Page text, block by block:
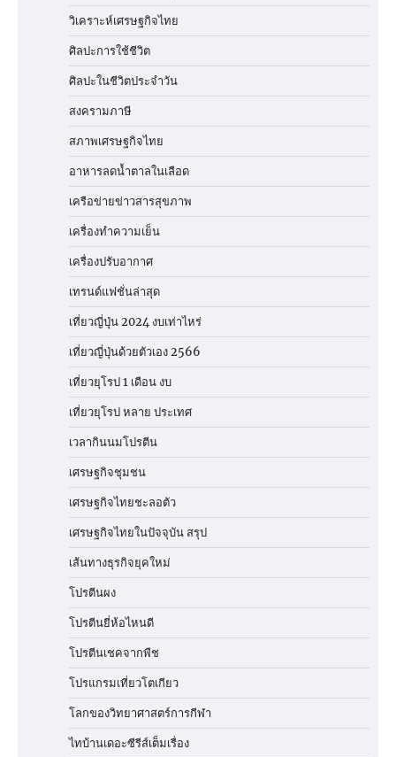
วิเคราะห์เศรษฐกิจไทย
ศิลปะการใช้ชีวิต
ศิลปะในชีวิตประจำวัน
สงครามภาษี
สภาพเศรษฐกิจไทย
อาหารลดน้ำตาลในเลือด
เครือข่ายข่าวสารสุขภาพ
เครื่องทำความเย็น
เครื่องปรับอากาศ
เทรนด์แฟชั่นล่าสุด
เที่ยวญี่ปุ่น 2024 งบเท่าไหร่
เที่ยวญี่ปุ่นด้วยตัวเอง 2566
เที่ยวยุโรป 1 เดือน งบ
เที่ยวยุโรป หลาย ประเทศ
เวลากินนมโปรตีน
เศรษฐกิจชุมชน
เศรษฐกิจไทยชะลอตัว
เศรษฐกิจไทยในปัจจุบัน สรุป
เส้นทางธุรกิจยุคใหม่
โปรตีนผง
โปรตีนยี่ห้อไหนดี
โปรตีนเชคจากพืช
โปรแกรมเที่ยวโตเกียว
โลกของวิทยาศาสตร์การกีฬา
ไทบ้านเดอะซีรีส์เต็มเรื่อง